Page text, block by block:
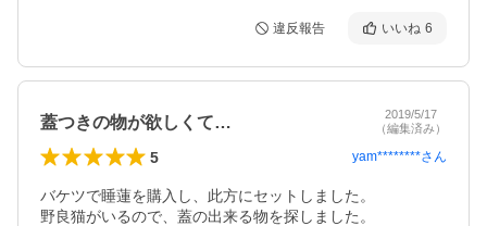
違反報告 いいね 6
蓋つきの物が欲しくて…
2019/5/17
（編集済み）
5 yam********さん
バケツで睡蓮を購入し、此方にセットしました。
野良猫がいるので、蓋の出来る物を探しました。